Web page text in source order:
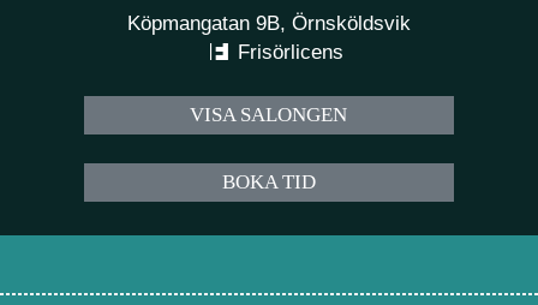
Köpmangatan 9B, Örnsköldsvik
Frisörlicens
VISA SALONGEN
BOKA TID